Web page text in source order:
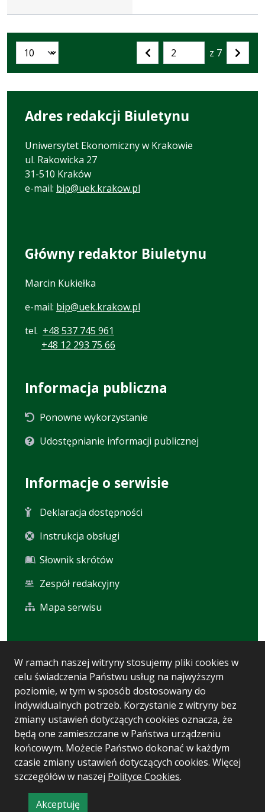
W ramach naszej witryny stosujemy pliki cookies w
celu świadczenia Państwu usług na najwyższym
poziomie, w tym w sposób dostosowany do
indywidualnych potrzeb. Korzystanie z witryny bez
zmiany ustawień dotyczących cookies oznacza, że
będą one zamieszczane w Państwa urządzeniu
końcowym. Możecie Państwo dokonać w każdym
czasie zmiany ustawień dotyczących cookies. Więcej
szczegółów w naszej Polityce Cookies.
Akceptuję
Liczba artykułów na stronie:
Poprzednia
Przejdź
do
z 7
Adres redakcji Biuletynu
Uniwersytet Ekonomiczny w Krakowie
ul. Rakowicka 27
31-510 Kraków
e-mail: bip@uek.krakow.pl
Główny redaktor Biuletynu
Marcin Kukiełka
e-mail: bip@uek.krakow.pl
tel. +48 537 745 961
+48 12 293 75 66
Informacja publiczna
Ponowne wykorzystanie
Udostępnianie informacji publicznej
Informacje o serwisie
Deklaracja dostępności
Instrukcja obsługi
Słownik skrótów
Zespół redakcyjny
Mapa serwisu
Statystyki oglądalności
Ostatnio dodane
Polityka prywatności
Wersja systemu: 5.7.0 [93]
Ostatnia aktualizacja BIP: 04.08.2026 10:33